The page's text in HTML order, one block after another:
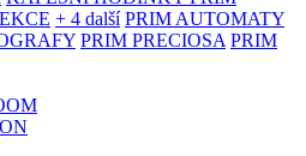
+ 4 další PRIM AUTOMATY
PRIM PRECIOSA PRIM